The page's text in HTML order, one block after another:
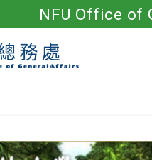
NFU Office of